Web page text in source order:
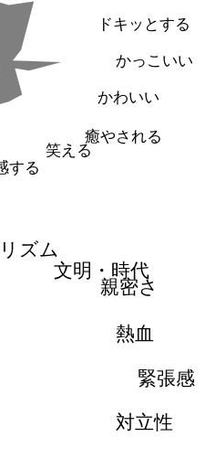
ドキッとする
かっこいい
かわいい
癒やされる
笑える
する
ズム
文明・時代
親密さ
熱血
緊張感
対立性